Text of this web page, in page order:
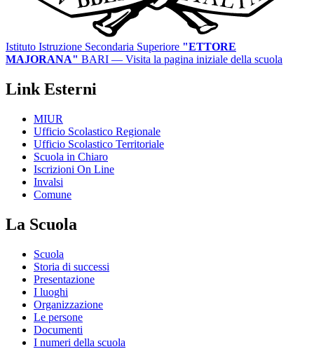
Istituto Istruzione Secondaria Superiore "ETTORE
MAJORANA" BARI — Visita la pagina iniziale della scuola
Link Esterni
MIUR
Ufficio Scolastico Regionale
Ufficio Scolastico Territoriale
Scuola in Chiaro
Iscrizioni On Line
Invalsi
Comune
La Scuola
Scuola
Storia di successi
Presentazione
I luoghi
Organizzazione
Le persone
Documenti
I numeri della scuola